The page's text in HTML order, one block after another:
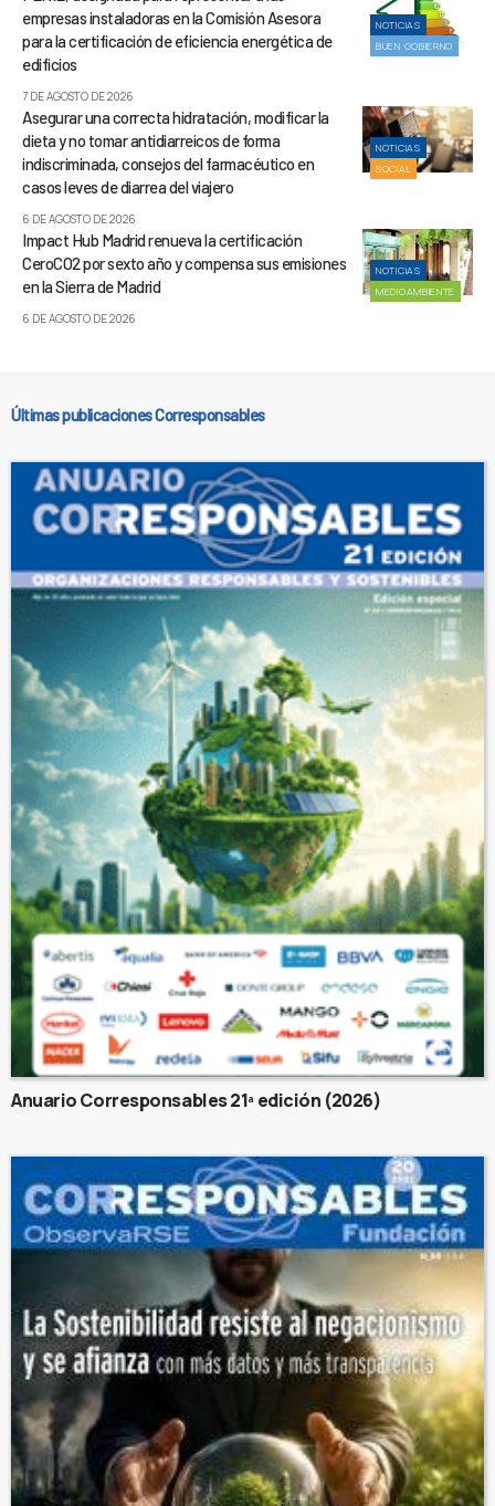
NOTICIAS
BUEN GOBIERNO
empresas instaladoras en la Comisión Asesora
para la certificación de eficiencia energética de
edificios
7 DE AGOSTO DE 2026
NOTICIAS
SOCIAL
Asegurar una correcta hidratación, modificar la
dieta y no tomar antidiarreicos de forma
indiscriminada, consejos del farmacéutico en
casos leves de diarrea del viajero
6 DE AGOSTO DE 2026
NOTICIAS
MEDIOAMBIENTE
Impact Hub Madrid renueva la certificación
CeroCO2 por sexto año y compensa sus emisiones
en la Sierra de Madrid
6 DE AGOSTO DE 2026
Últimas publicaciones Corresponsables
Anuario Corresponsables 21ª edición (2026)